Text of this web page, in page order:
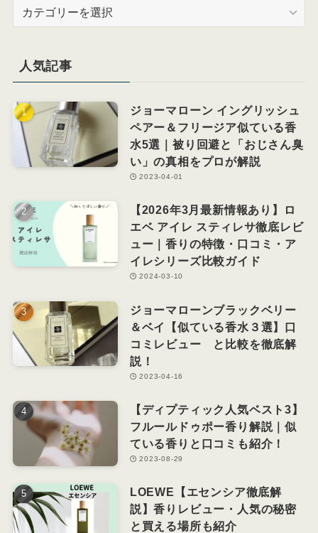
ー
人気記事
ジョーマローン イングリッシュ
ペアー＆フリージア似ている香
水5選｜被り回避と「おじさん臭
い」の真相をプロが解説
2023-04-01
【2026年3月最新情報あり】ロ
エベ アイレ スティレサ徹底レビ
ュー｜香りの特徴・口コミ・ア
イレシリーズ比較ガイド
2024-03-10
ジョーマローンブラックベリー
＆ベイ【似ている香水３選】口
コミレビュー と比較を徹底解
説！
2023-04-16
【ディプティック人気ベスト3】
フルールドゥポー香り解説｜似
ている香りと口コミも紹介！
2023-08-29
LOEWE【エセンシア徹底解
説】香りレビュー・人気の秘密
と買える場所も紹介